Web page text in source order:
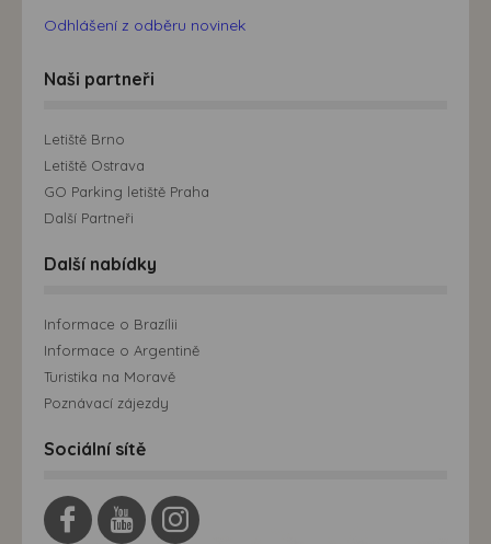
Odhlášení z odběru novinek
Naši partneři
Letiště Brno
Letiště Ostrava
GO Parking letiště Praha
Další Partneři
Další nabídky
Informace o Brazílii
Informace o Argentině
Turistika na Moravě
Poznávací zájezdy
Sociální sítě